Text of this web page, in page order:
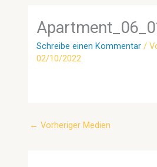
Schreibe einen Kommentar /
02/10/2022
← Vorheriger Medien